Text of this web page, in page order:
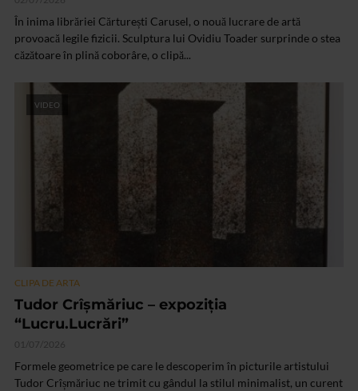
În inima librăriei Cărturești Carusel, o nouă lucrare de artă
provoacă legile fizicii. Sculptura lui Ovidiu Toader surprinde o stea
căzătoare în plină coborâre, o clipă...
VIDEO
CLIPA DE ARTA
Tudor Crîșmăriuc – expoziția
“Lucru.Lucrări”
01/07/2026
Formele geometrice pe care le descoperim în picturile artistului
Tudor Crîșmăriuc ne trimit cu gândul la stilul minimalist, un curent